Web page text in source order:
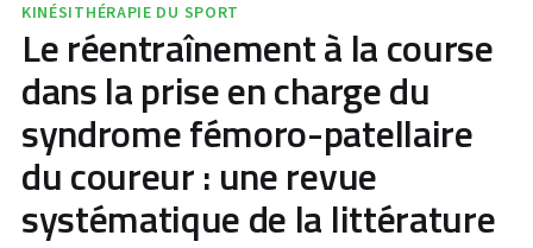
KINÉSITHÉRAPIE DU SPORT
Le réentraînement à la course
dans la prise en charge du
syndrome fémoro-patellaire
du coureur : une revue
systématique de la littérature